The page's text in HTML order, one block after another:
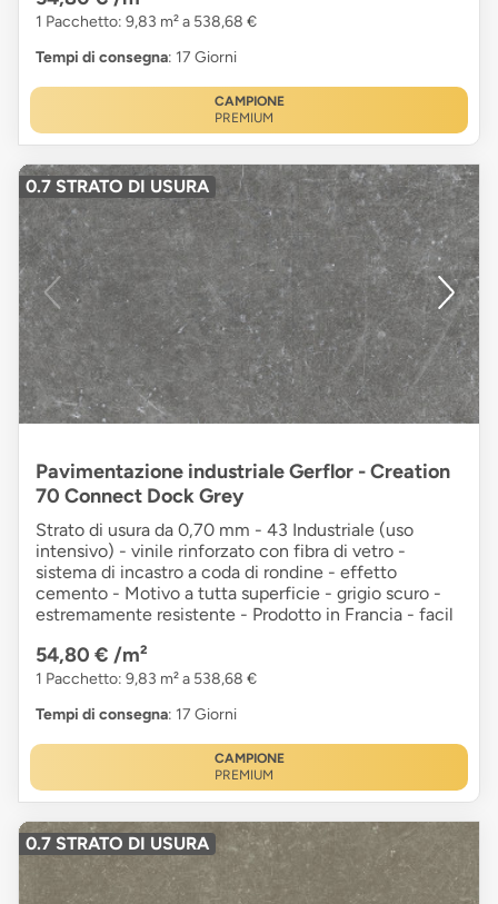
1 Pacchetto: 9,83 m² a 538,68 €
Tempi di consegna: 17 Giorni
CAMPIONE
PREMIUM
0.7 STRATO DI USURA
Pavimentazione industriale Gerflor - Creation
70 Connect Dock Grey
Strato di usura da 0,70 mm - 43 Industriale (uso
intensivo) - vinile rinforzato con fibra di vetro -
sistema di incastro a coda di rondine - effetto
cemento - Motivo a tutta superficie - grigio scuro -
estremamente resistente - Prodotto in Francia - facil
54,80 € /m²
1 Pacchetto: 9,83 m² a 538,68 €
Tempi di consegna: 17 Giorni
CAMPIONE
PREMIUM
0.7 STRATO DI USURA